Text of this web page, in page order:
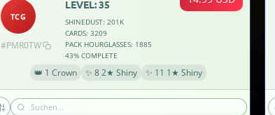
TCG
#PMR0TW
LEVEL: 35
SHINEDUST: 201K
CARDS: 3209
PACK HOURGLASSES: 1885
43% COMPLETE
👑 1 Crown ✨ 8 2★ Shiny ✨ 11 1★ Shiny